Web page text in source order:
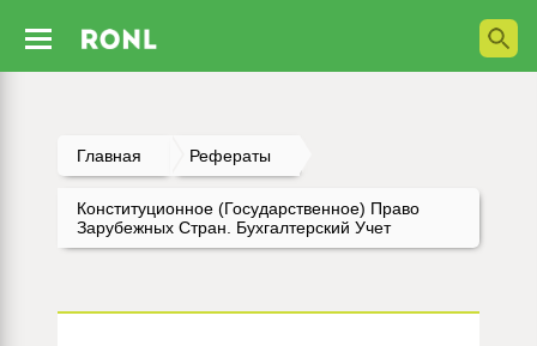
Главная Рефераты
Конституционное (государственное) Право
Зарубежных Стран. Бухгалтерский Учет